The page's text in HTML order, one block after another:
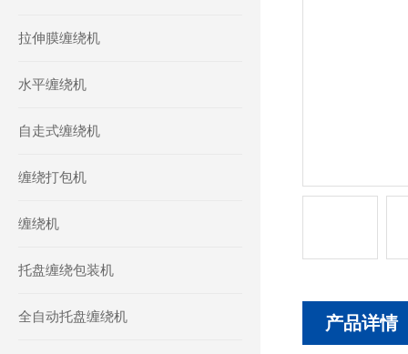
拉伸膜缠绕机
水平缠绕机
自走式缠绕机
缠绕打包机
缠绕机
托盘缠绕包装机
全自动托盘缠绕机 产品详情